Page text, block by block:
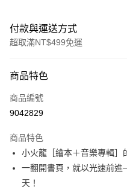
付款與運送方式
超取滿NT$499免運
信用卡一次付款
超商取貨付款
Apple Pay
街口支付
商品特色
商品編號
9042829
商品特色
小火龍［繪本＋音樂專輯］
一翻開書頁，就以光速前
天！